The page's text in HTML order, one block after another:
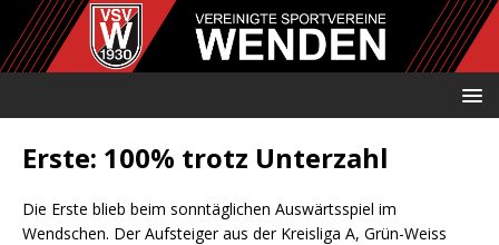
Erste: 100% trotz Unterzahl
Die Erste blieb beim sonntäglichen Auswärtsspiel im
Wendschen. Der Aufsteiger aus der Kreisliga A, Grün-Weiss